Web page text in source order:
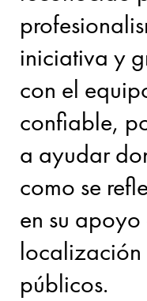
iniciativa y
con el
confiable,
a ayudar
como se
en su
localización
públicos.